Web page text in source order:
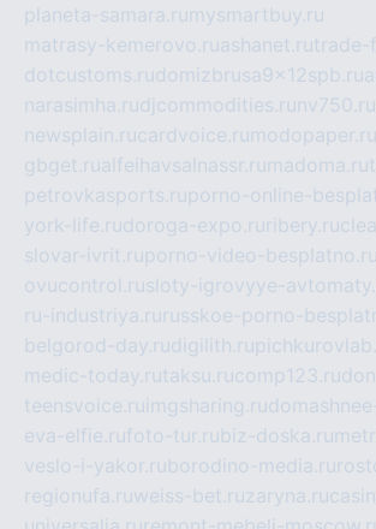
planeta-samara.ru mysmartbuy.ru
matrasy-kemerovo.ruashanet.rutrade-
dotcustoms.rudomizbrusa9x12spb.ru
narasimha.rudjcommodities.ru nv750.ru
newsplain.rucardvoice.ru modopaper.ru
gbget.rualfeihavsalnassr.ru madoma.ru
petrovkasports.ruporno-online-
york-life.rudoroga-expo.ru ribery.ru
slovar-ivrit.ruporno-video-besplatno.ru
ovucontrol.rusloty-igrovyye-
ru-industriya.ru russkoe-porno-
belgorod-day.rudigilith.ru
medic-today.rutaksu.rucomp123.ru
teensvoice.ru imgsharing.ru
eva-elfie.rufoto-tur.rubiz-doska.ru
veslo-i-yakor.ruborodino-media.ru
regionufa.ruweiss-bet.ruzaryna.ru